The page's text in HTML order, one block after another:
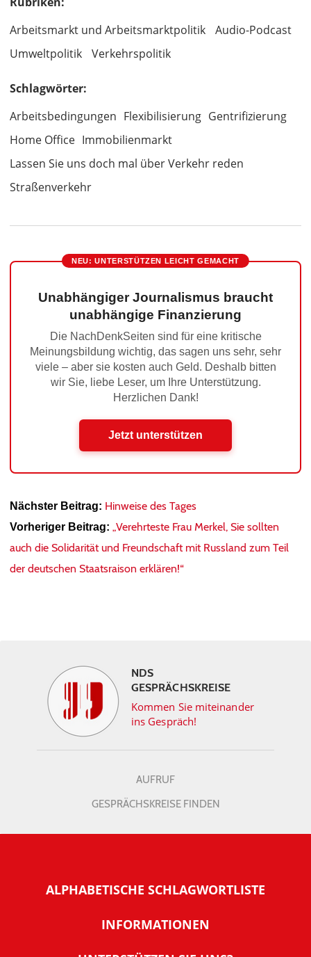
Arbeitsmarkt und Arbeitsmarktpolitik
Audio-Podcast
Umweltpolitik
Verkehrspolitik
Schlagwörter:
Arbeitsbedingungen Flexibilisierung Gentrifizierung
Home Office Immobilienmarkt
Lassen Sie uns doch mal über Verkehr reden
Straßenverkehr
NEU: UNTERSTÜTZEN LEICHT GEMACHT
Unabhängiger Journalismus braucht
unabhängige Finanzierung
Die NachDenkSeiten sind für eine kritische
Meinungsbildung wichtig, das sagen uns sehr, sehr
viele – aber sie kosten auch Geld. Deshalb bitten
wir Sie, liebe Leser, um Ihre Unterstützung.
Herzlichen Dank!
Jetzt unterstützen
Nächster Beitrag: Hinweise des Tages
Vorheriger Beitrag: „Verehrteste Frau Merkel, Sie sollten
auch die Solidarität und Freundschaft mit Russland zum Teil
der deutschen Staatsraison erklären!“
NDS
GESPRÄCHSKREISE
Kommen Sie miteinander
ins Gespräch!
AUFRUF
GESPRÄCHSKREISE FINDEN
ALPHABETISCHE SCHLAGWORTLISTE
INFORMATIONEN
Warum NachDenkSeiten